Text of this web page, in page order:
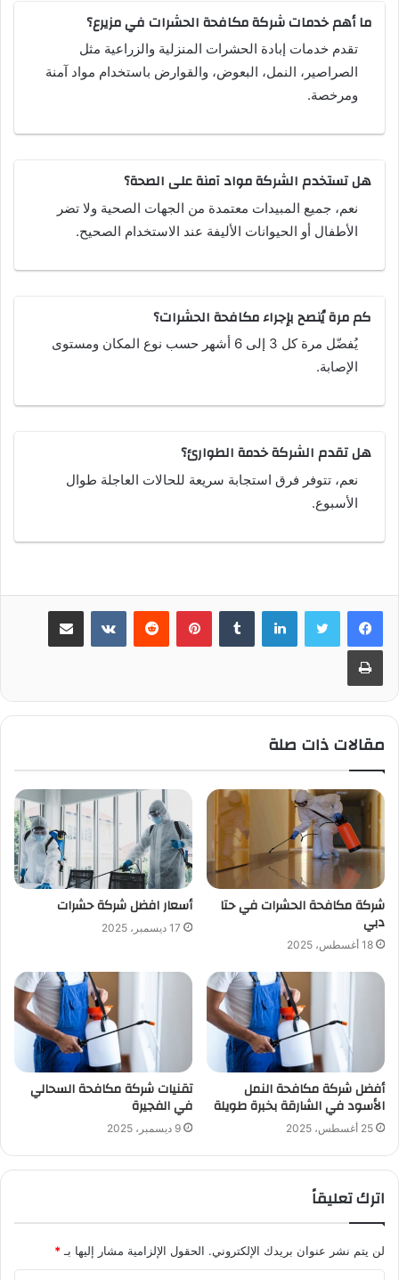
ما أهم خدمات شركة مكافحة الحشرات في مزيرع؟
تقدم خدمات إبادة الحشرات المنزلية والزراعية مثل
الصراصير، النمل، البعوض، والقوارض باستخدام مواد آمنة
ومرخصة.
هل تستخدم الشركة مواد آمنة على الصحة؟
نعم، جميع المبيدات معتمدة من الجهات الصحية ولا تضر
الأطفال أو الحيوانات الأليفة عند الاستخدام الصحيح.
كم مرة يُنصح بإجراء مكافحة الحشرات؟
يُفضّل مرة كل 3 إلى 6 أشهر حسب نوع المكان ومستوى
الإصابة.
هل تقدم الشركة خدمة الطوارئ؟
نعم، تتوفر فرق استجابة سريعة للحالات العاجلة طوال
الأسبوع.
لينكدإن بينتيريست مشاركة عبر البريد
طباعة
مقالات ذات صلة
شركة مكافحة الحشرات في حتا
دبي
18 أغسطس، 2025
أسعار افضل شركة حشرات
17 ديسمبر، 2025
أفضل شركة مكافحة النمل
الأسود في الشارقة بخبرة طويلة
25 أغسطس، 2025
تقنيات شركة مكافحة السحالي
في الفجيرة
9 ديسمبر، 2025
اترك تعليقاً
لن يتم نشر عنوان بريدك الإلكتروني. الحقول الإلزامية مشار إليها بـ *